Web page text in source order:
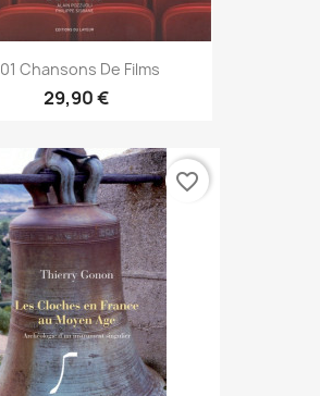
Chansons De Films
29,90 €
favorite_border